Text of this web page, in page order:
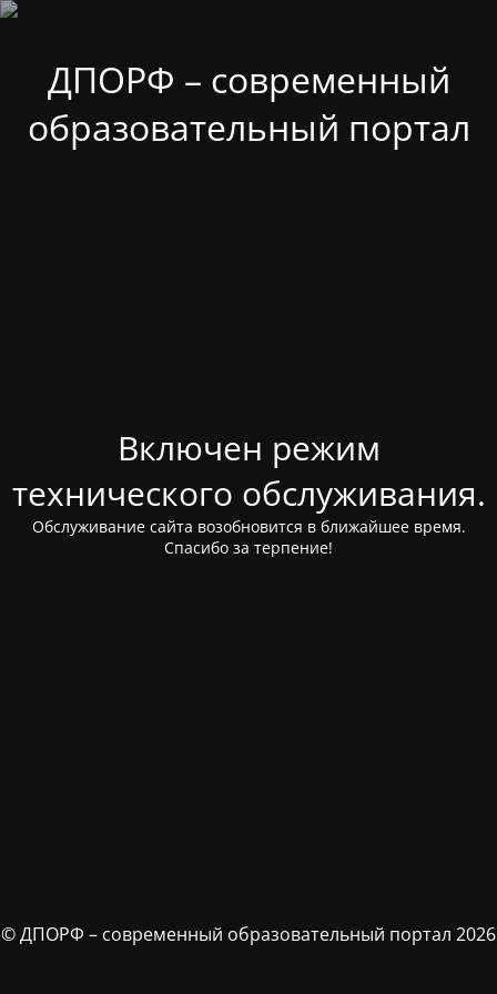
ДПОРФ – современный
образовательный портал
Включен режим
технического обслуживания.
Обслуживание сайта возобновится в ближайшее время.
Спасибо за терпение!
© ДПОРФ – современный образовательный портал 2026